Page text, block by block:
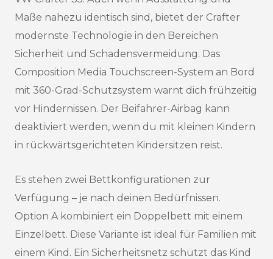
Maße nahezu identisch sind, bietet der Crafter
modernste Technologie in den Bereichen
Sicherheit und Schadensvermeidung. Das
Composition Media Touchscreen-System an Bord
mit 360-Grad-Schutzsystem warnt dich frühzeitig
vor Hindernissen. Der Beifahrer-Airbag kann
deaktiviert werden, wenn du mit kleinen Kindern
in rückwärtsgerichteten Kindersitzen reist.
Es stehen zwei Bettkonfigurationen zur
Verfügung – je nach deinen Bedürfnissen.
Option A kombiniert ein Doppelbett mit einem
Einzelbett. Diese Variante ist ideal für Familien mit
einem Kind. Ein Sicherheitsnetz schützt das Kind